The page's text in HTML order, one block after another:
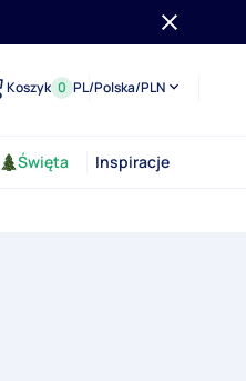
Koszyk 0 PL/Polska/PLN
Święta Inspiracje